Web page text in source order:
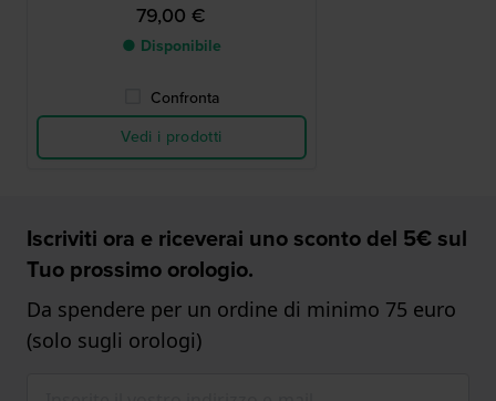
79,00 €
● Disponibile
Confronta
Vedi i prodotti
Iscriviti ora e riceverai uno sconto del 5€ sul
Tuo prossimo orologio.
Da spendere per un ordine di minimo 75 euro
(solo sugli orologi)